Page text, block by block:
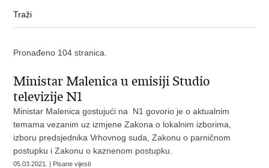
Pronađeno 104 stranica.
Ministar Malenica u emisiji Studio
televizije N1
Ministar Malenica gostujući na N1 govorio je o aktualnim
temama vezanim uz izmjene Zakona o lokalnim izborima,
izboru predsjednika Vrhovnog suda, Zakonu o parničnom
postupku i Zakonu o kaznenom postupku.
05.03.2021. | Pisane vijesti